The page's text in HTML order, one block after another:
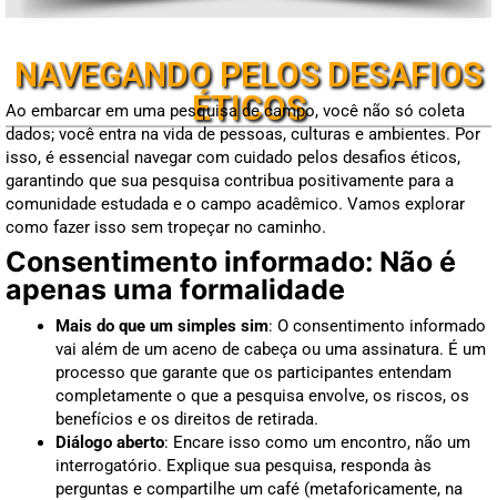
NAVEGANDO PELOS DESAFIOS
ÉTICOS
Ao embarcar em uma pesquisa de campo, você não só coleta
dados; você entra na vida de pessoas, culturas e ambientes. Por
isso, é essencial navegar com cuidado pelos desafios éticos,
garantindo que sua pesquisa contribua positivamente para a
comunidade estudada e o campo acadêmico. Vamos explorar
como fazer isso sem tropeçar no caminho.
Consentimento informado: Não é
apenas uma formalidade
Mais do que um simples sim: O consentimento informado
vai além de um aceno de cabeça ou uma assinatura. É um
processo que garante que os participantes entendam
completamente o que a pesquisa envolve, os riscos, os
benefícios e os direitos de retirada.
Diálogo aberto: Encare isso como um encontro, não um
interrogatório. Explique sua pesquisa, responda às
perguntas e compartilhe um café (metaforicamente, na